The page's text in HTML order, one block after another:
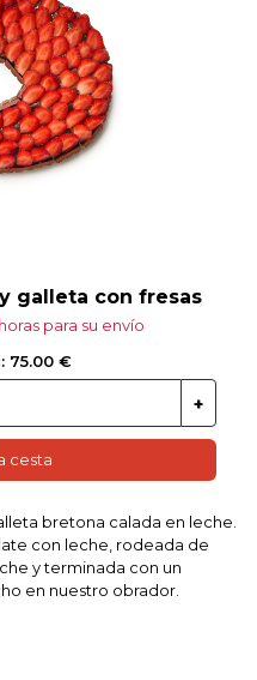
galleta con fresas
para su envío
75.00 €
cesta
bretona calada en leche.
con leche, rodeada de
y terminada con un
en nuestro obrador.